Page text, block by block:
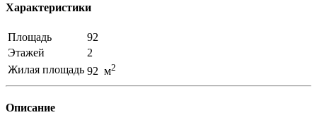
Характеристики
Площадь
92
Этажей
2
Жилая площадь 92 м2
Описание